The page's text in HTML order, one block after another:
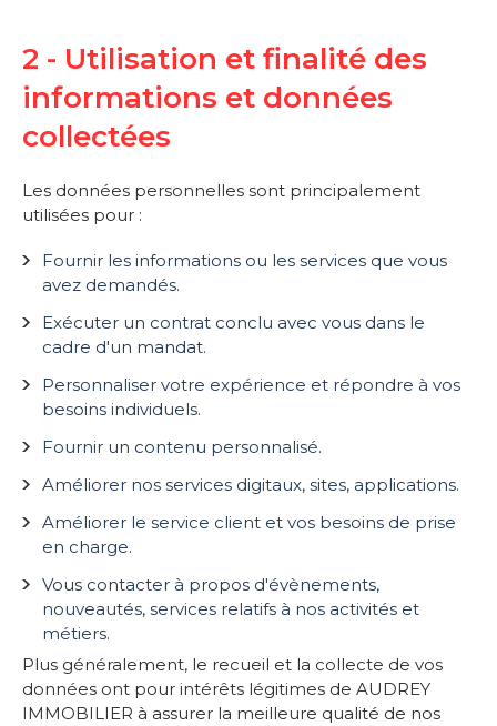
2 - Utilisation et finalité des
informations et données
collectées
Les données personnelles sont principalement
utilisées pour :
Fournir les informations ou les services que vous
avez demandés.
Exécuter un contrat conclu avec vous dans le
cadre d'un mandat.
Personnaliser votre expérience et répondre à vos
besoins individuels.
Fournir un contenu personnalisé.
Améliorer nos services digitaux, sites, applications.
Améliorer le service client et vos besoins de prise
en charge.
Vous contacter à propos d'évènements,
nouveautés, services relatifs à nos activités et
métiers.
Plus généralement, le recueil et la collecte de vos
données ont pour intérêts légitimes de AUDREY
IMMOBILIER à assurer la meilleure qualité de nos